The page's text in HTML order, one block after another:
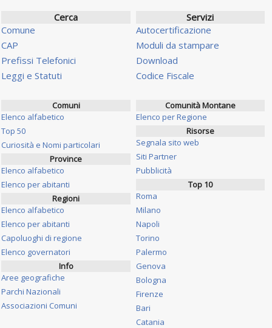
Cerca
Comune
CAP
Prefissi Telefonici
Leggi e Statuti
Servizi
Autocertificazione
Moduli da stampare
Download
Codice Fiscale
Comuni
Elenco alfabetico
Top 50
Curiosità e Nomi particolari
Province
Elenco alfabetico
Elenco per abitanti
Regioni
Elenco alfabetico
Elenco per abitanti
Capoluoghi di regione
Elenco governatori
Info
Aree geografiche
Parchi Nazionali
Associazioni Comuni
Comunità Montane
Elenco per Regione
Risorse
Segnala sito web
Siti Partner
Pubblicità
Top 10
Roma
Milano
Napoli
Torino
Palermo
Genova
Bologna
Firenze
Bari
Catania